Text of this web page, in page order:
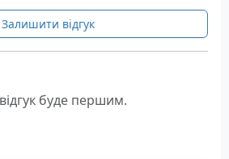
Залишити відгук
буде першим.